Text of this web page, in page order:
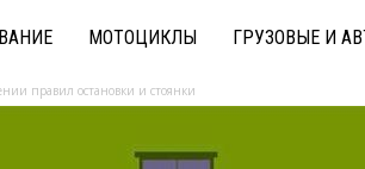
МОТОЦИКЛЫ ГРУЗОВЫЕ И
правил остановки и стоянки